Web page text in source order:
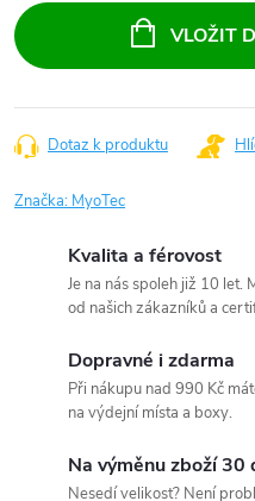
VLOŽIT
Dotaz k produktu
Značka: MyoTec
Kvalita a férovost
Je na nás spoleh již 10 let.
od našich zákazníků a
Dopravné i zdarma
Při nákupu nad 990 Kč
na výdejní místa a boxy.
Na výměnu zboží 30
Nesedí velikost? Není